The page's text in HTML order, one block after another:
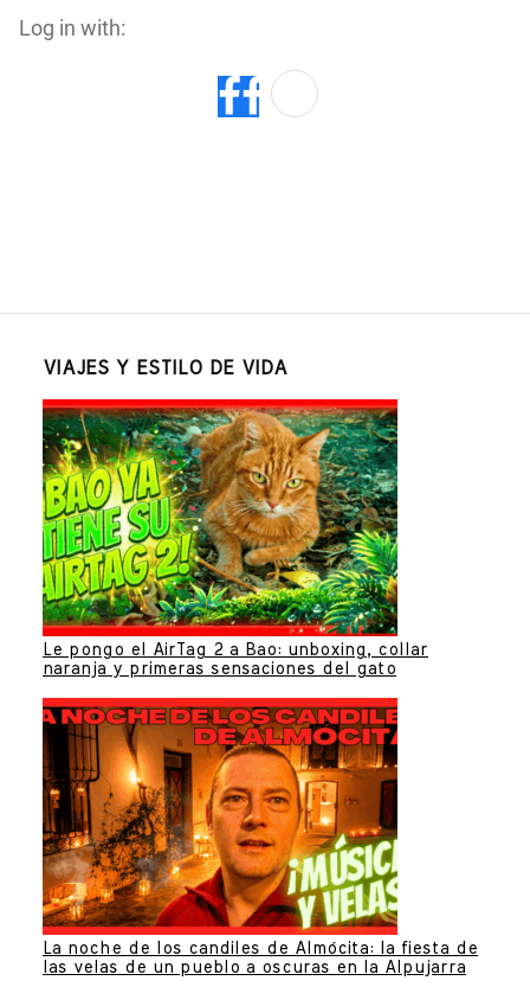
Log in with:
VIAJES Y ESTILO DE VIDA
Le pongo el AirTag 2 a Bao: unboxing, collar
naranja y primeras sensaciones del gato
La noche de los candiles de Almócita: la fiesta de
las velas de un pueblo a oscuras en la Alpujarra